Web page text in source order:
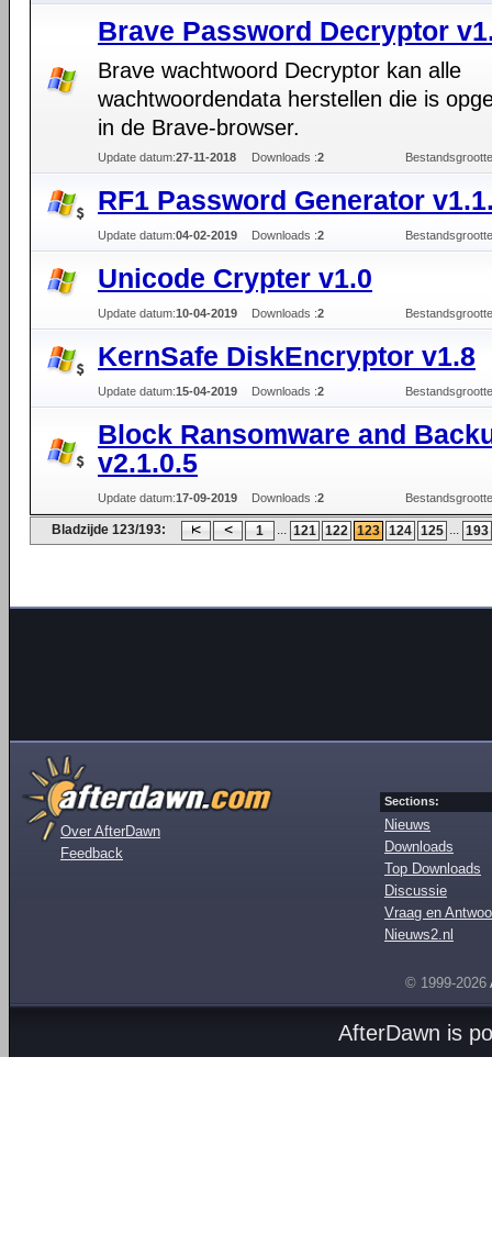
Brave Password Decryptor
Brave wachtwoord Decryptor kan alle
wachtwoordendata herstellen die is
in de Brave-browser.
Update datum:27-11-2018 Downloads :2
RF1 Password Generator
Update datum:04-02-2019 Downloads :2
Unicode Crypter v1.0
Update datum:10-04-2019 Downloads :2
KernSafe DiskEncryptor v1.8
Update datum:15-04-2019 Downloads :2
Block Ransomware and
v2.1.0.5
Update datum:17-09-2019 Downloads :2
Bladzijde 123/193: 1 ... 121 122 123 124 125 ... 193
Over AfterDawn
Feedback
Sections:
Nieuws
Downloads
Top Downloads
Discussie
Vraag en
Nieuws2.nl
© 1999-2026
AfterDawn is